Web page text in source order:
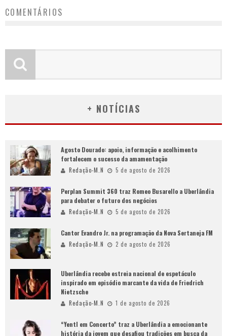
COMENTÁRIOS
+ NOTÍCIAS
Agosto Dourado: apoio, informação e acolhimento
fortalecem o sucesso da amamentação
Redação-M.N 5 de agosto de 2026
Perplan Summit 360 traz Romeo Busarello a Uberlândia
para debater o futuro dos negócios
Redação-M.N 5 de agosto de 2026
Cantor Evandro Jr. na programação da Nova Sertaneja FM
Redação-M.N 2 de agosto de 2026
Uberlândia recebe estreia nacional de espetáculo
inspirado em episódio marcante da vida de Friedrich
Nietzsche
Redação-M.N 1 de agosto de 2026
“Yentl em Concerto” traz a Uberlândia a emocionante
história da jovem que desafiou tradições em busca da